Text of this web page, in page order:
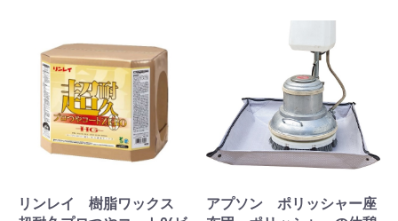
リンレイ 樹脂ワックス
アプソン ポリッシャー座